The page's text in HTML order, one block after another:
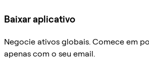
Baixar aplicativo
Negocie ativos globais. Comece em
apenas com o seu email.